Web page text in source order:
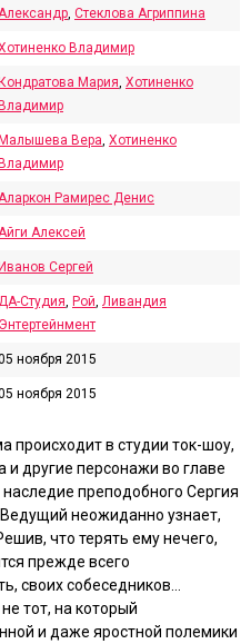
Александр Стеклова Агриппина
Владимир
Мария Хотиненко
Вера Хотиненко
Аларкон Рамирес Денис
Айги Алексей
Сергей
ДА-Студия Рой Ливандия
Энтертейнмент
ноября 2015
ноября 2015
происходит в студии ток-шоу,
и другие персонажи во главе
преподобного Сергия
неожиданно узнает,
что терять ему нечего,
прежде всего
своих собеседников…
тот, на который
и даже яростной полемики